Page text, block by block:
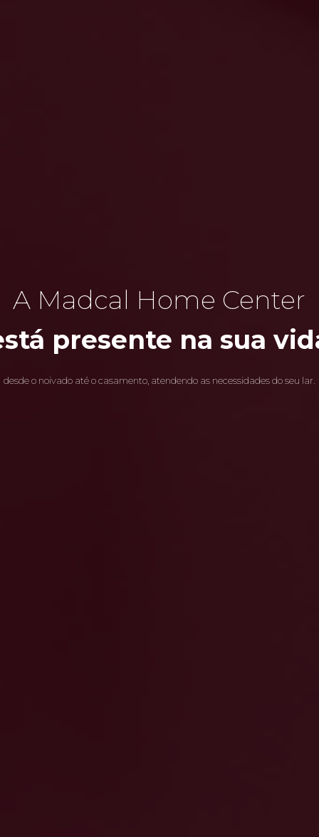
A Madcal Home Center
presente na sua
desde o noivado até o casamento, atendendo as necessidades do seu lar.